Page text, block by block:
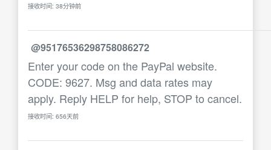
接收时间: 38分钟前
@95176536298758086272
Enter your code on the PayPal website.
CODE: 9627. Msg and data rates may
apply. Reply HELP for help, STOP to cancel.
接收时间: 656天前